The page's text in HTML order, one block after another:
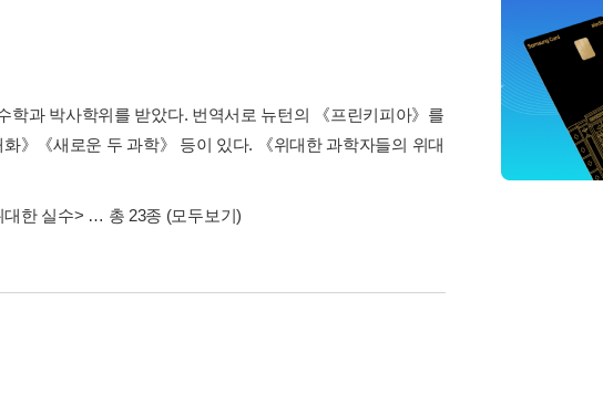
과 박사학위를 받았다. 번역서로 뉴턴의 《프린키피아》를
》《새로운 두 과학》 등이 있다. 《위대한 과학자들의 위대
한 실수> … 총 23종 (모두보기)